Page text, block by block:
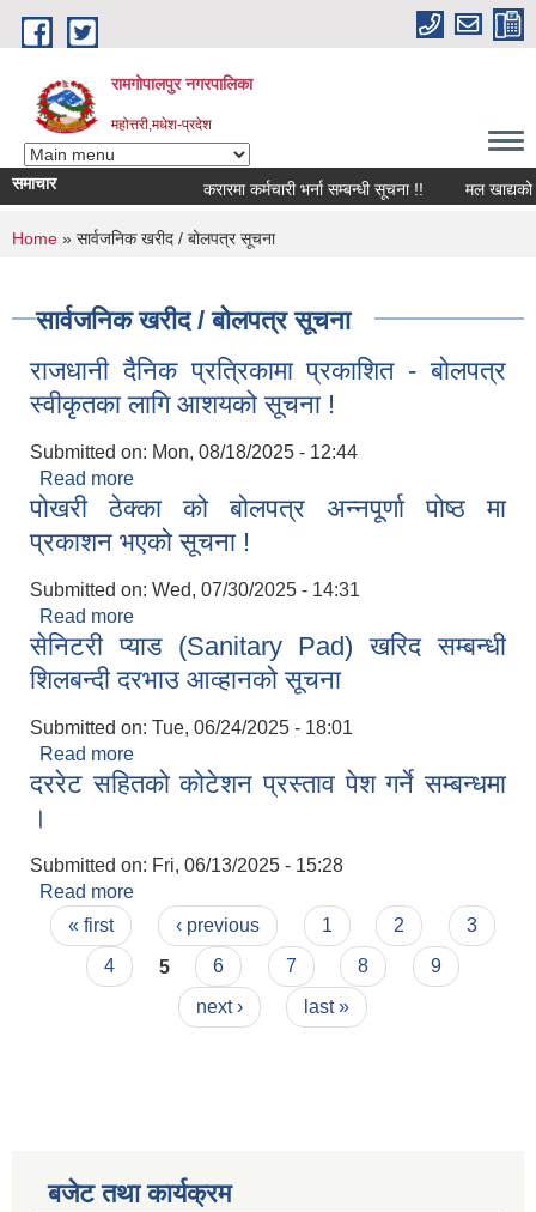
Skip to main content
रामगोपालपुर नगरपालिका
महोत्तरी,मधेश-प्रदेश
समाचार करारमा कर्मचारी भर्ना सम्बन्धी सूचना !! मल खाद्यको
You are here
Home » सार्वजनिक खरीद / बोलपत्र सूचना
सार्वजनिक खरीद / बोलपत्र सूचना
राजधानी दैनिक प्रत्रिकामा प्रकाशित - बोलपत्र
स्वीकृतका लागि आशयको सूचना !
Submitted on: Mon, 08/18/2025 - 12:44
Read more
स्वीकृतका लागि आशयको सूचना !
पोखरी ठेक्का को बोलपत्र अन्‍नपूर्णा पोष्ठ मा
प्रकाशन भएको सूचना !
Submitted on: Wed, 07/30/2025 - 14:31
Read more
प्रकाशन भएको सूचना !
सेनिटरी प्याड (Sanitary Pad) खरिद सम्बन्धी
शिलबन्दी दरभाउ आव्हानको सूचना
Submitted on: Tue, 06/24/2025 - 18:01
Read more
शिलबन्दी दरभाउ आव्हानको सूचना
दररेट सहितको कोटेशन प्रस्ताव पेश गर्ने सम्बन्धमा
।
Submitted on: Fri, 06/13/2025 - 15:28
Read more
Pages
« first ‹ previous 1 2
3
4
5 6 7 8
9
next ›
last »
बजेट तथा कार्यक्रम